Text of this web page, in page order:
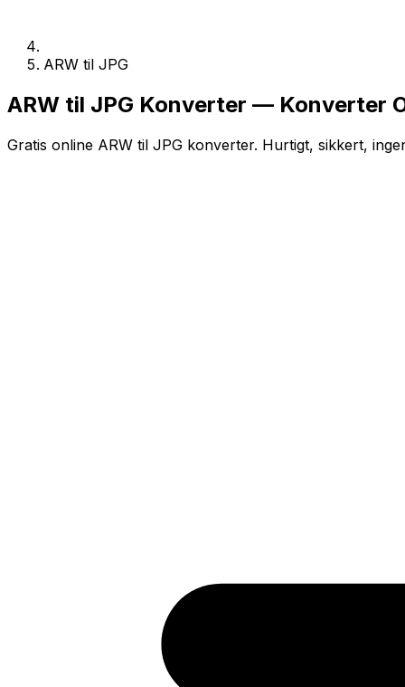
ARW til JPG
ARW til JPG Konverter — Konverter
Gratis online ARW til JPG konverter. Hurtigt, sikkert,